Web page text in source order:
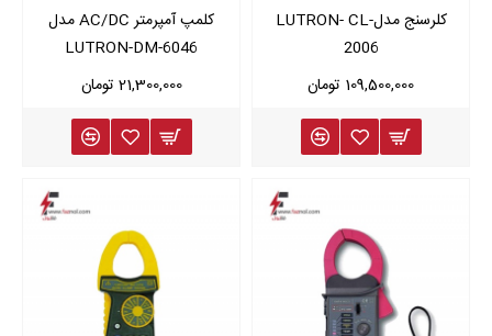
کلرسنج مدلLUTRON- CL-
2006
109,500,000 تومان
کلمپ آمپرمتر AC/DC مدل
LUTRON-DM-6046
21,300,000 تومان